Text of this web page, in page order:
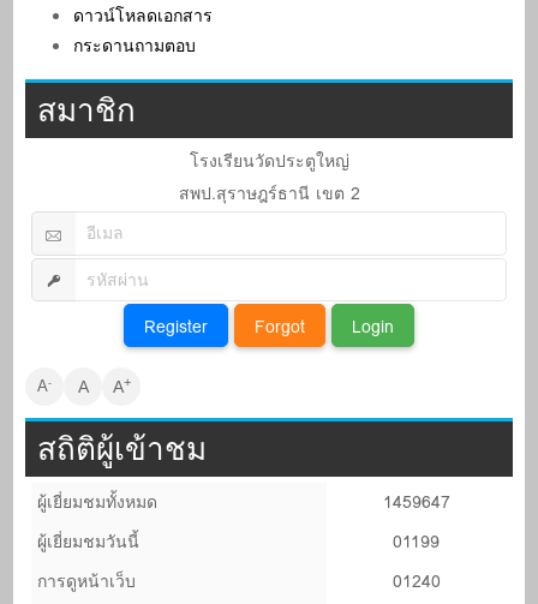
ดาวน์โหลดเอกสาร
กระดานถามตอบ
สมาชิก
โรงเรียนวัดประตูใหญ่
สพป.สุราษฎร์ธานี เขต 2
A- A A+
สถิติผู้เข้าชม
ผู้เยี่ยมชมทั้งหมด
1459647
ผู้เยี่ยมชมวันนี้
01199
การดูหน้าเว็บ
01240